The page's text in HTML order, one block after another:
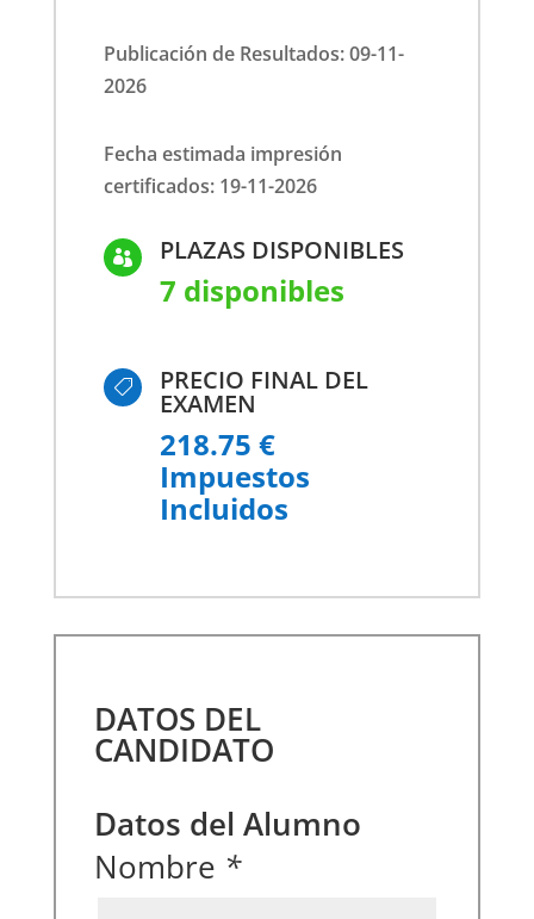
Publicación de Resultados: 09-11-
2026
Fecha estimada impresión
certificados: 19-11-2026
 PLAZAS DISPONIBLES
7 disponibles
 PRECIO FINAL DEL
EXAMEN
218.75 €
Impuestos
Incluidos
DATOS DEL
CANDIDATO
Datos del Alumno
Nombre *